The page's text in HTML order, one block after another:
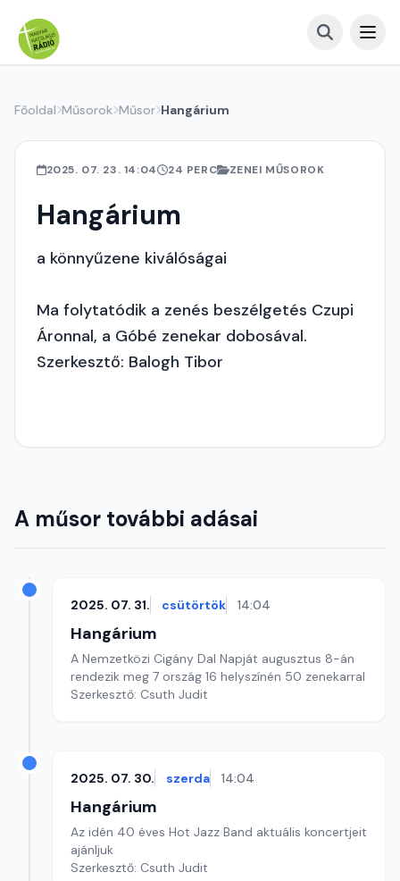
Főoldal Műsorok Műsor Hangárium
2025. 07. 23. 14:04 24 PERC ZENEI MŰSOROK
Hangárium
a könnyűzene kiválóságai
Ma folytatódik a zenés beszélgetés Czupi
Áronnal, a Góbé zenekar dobosával.
Szerkesztő: Balogh Tibor
A műsor további adásai
2025. 07. 31. csütörtök 14:04
Hangárium
A Nemzetközi Cigány Dal Napját augusztus 8-án
rendezik meg 7 ország 16 helyszínén 50 zenekarral
Szerkesztő: Csuth Judit
2025. 07. 30. szerda 14:04
Hangárium
Az idén 40 éves Hot Jazz Band aktuális koncertjeit
ajánljuk
Szerkesztő: Csuth Judit